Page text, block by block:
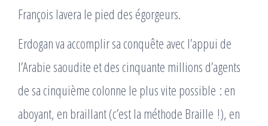
François lavera le pied des égorgeurs.
Erdogan va accomplir sa conquête avec l’appui de
l’Arabie saoudite et des cinquante millions d’agents
de sa cinquième colonne le plus vite possible : en
aboyant, en braillant (c’est la méthode Braille !), en